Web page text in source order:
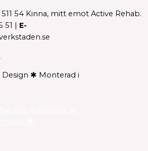
511 54 Kinna, mitt emot Active Rehab.
51 | E-
Design ✱ Monterad i